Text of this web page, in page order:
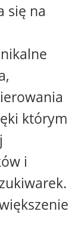
się na
którym
i